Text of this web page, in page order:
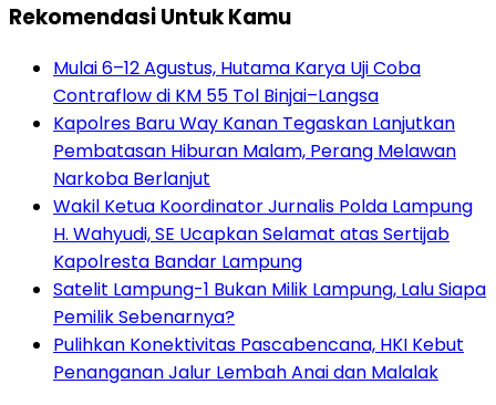
Rekomendasi Untuk Kamu
Mulai 6–12 Agustus, Hutama Karya Uji Coba
Contraflow di KM 55 Tol Binjai–Langsa
Kapolres Baru Way Kanan Tegaskan Lanjutkan
Pembatasan Hiburan Malam, Perang Melawan
Narkoba Berlanjut
Wakil Ketua Koordinator Jurnalis Polda Lampung
H. Wahyudi, SE Ucapkan Selamat atas Sertijab
Kapolresta Bandar Lampung
Satelit Lampung-1 Bukan Milik Lampung, Lalu Siapa
Pemilik Sebenarnya?
Pulihkan Konektivitas Pascabencana, HKI Kebut
Penanganan Jalur Lembah Anai dan Malalak